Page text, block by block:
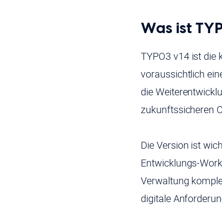
Was ist
TYPO3 v14 ist die
voraussichtlich
die
zukunftssicheren
Die Version ist
Entwicklungs-
Verwaltung
digitale